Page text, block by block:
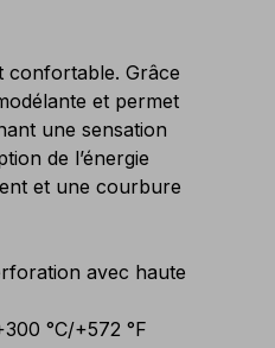
confortable. Grâce
et permet
une sensation
de l’énergie
et une courbure
avec haute
°C/+572 °F